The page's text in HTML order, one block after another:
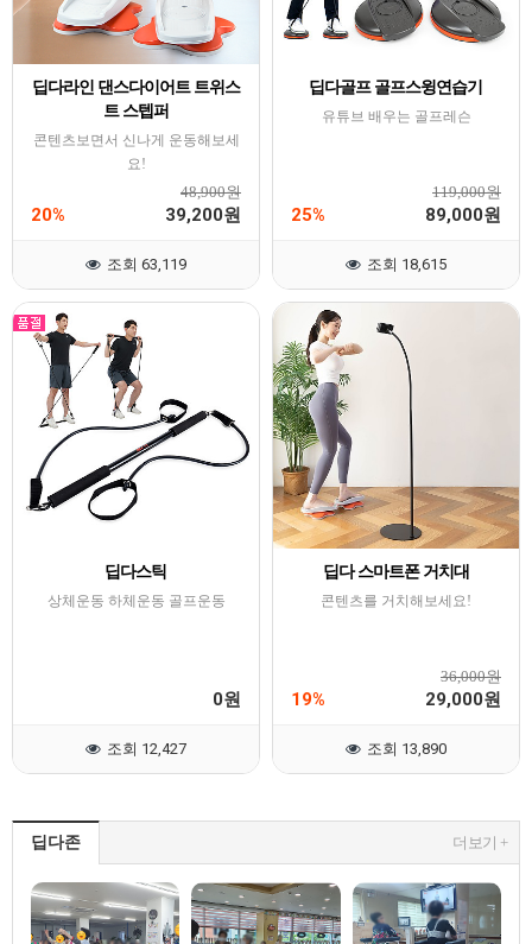
딥다라인 댄스다이어트 트위스
트 스텝퍼
콘텐츠보면서 신나게 운동해보세
요!
48,900원
20% 39,200원
조회 63,119
딥다골프 골프스윙연습기
유튜브 배우는 골프레슨
119,000원
25% 89,000원
조회 18,615
딥다스틱
상체운동 하체운동 골프운동
0원
조회 12,427
딥다 스마트폰 거치대
콘텐츠를 거치해보세요!
36,000원
19% 29,000원
조회 13,890
딥다존 더보기 +